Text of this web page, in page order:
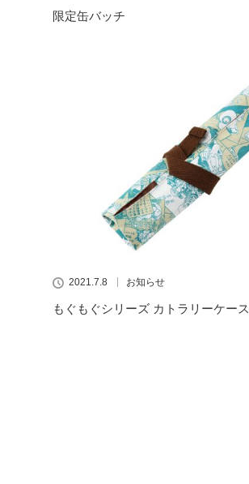
限定缶バッチ
2021.7.8 お知らせ
もぐもぐシリーズ カトラリーケース